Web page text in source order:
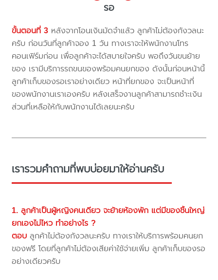
รอ
ขั้นตอนที่ 3 หลังจากโอนเงินมัดจำแล้ว ลูกค้าไม่ต้องกังวลนะ
ครับ ก่อนวันที่ลูกค้าจอง 1 วัน ทางเราจะให้พนักงานโทร
คอนเฟิร์มก่อน เพื่อลูกค้าจะได้สบายใจครับ พอถึงวันขนย้าย
ของ เรามีบริการรถขนของพร้อมคนยกของ ดังนั้นก่อนหน้านี้
ลูกค้าเก็บของรอเราอย่างเดียว หน้าที่ยกของ จะเป็นหน้าที่
ของพนักงานเราเองครับ หลังเสร็จงานลูกค้าสามารถชำะเงิน
ส่วนที่เหลือให้กับพนักงานได้เลยนะครับ
เรารวมคำถามที่พบบ่อยมาให้อ่านครับ
1. ลูกค้าเป็นผู้หญิงคนเดียว จะย้ายห้องพัก แต่มีของชิ้นใหญ่
ยกเองไม่ไหว ทำอย่างไร ?
ตอบ ลูกค้าไม่ต้องกังวลนะครับ ทางเราให้บริการพร้อมคนยก
ของฟรี โดยที่ลูกค้าไม่ต้องเสียค่าใช้จ่ายเพิ่ม ลูกค้าเก็บของรอ
อย่างเดียวครับ